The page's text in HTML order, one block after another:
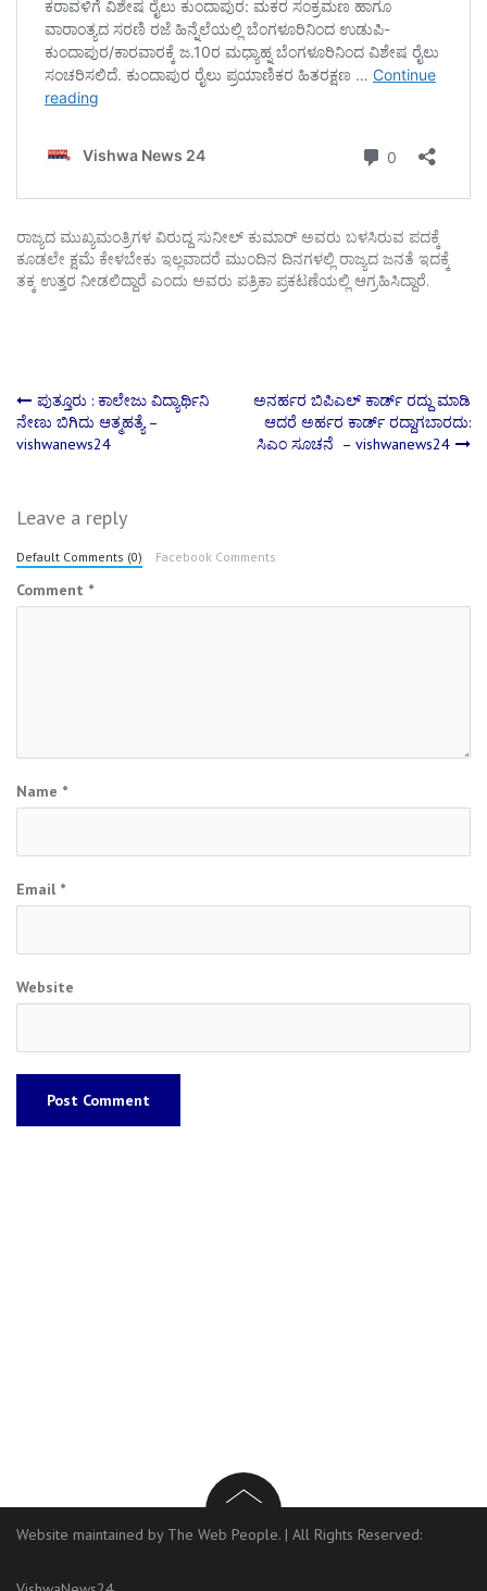
ರಾಜ್ಯದ ಮುಖ್ಯಮಂತ್ರಿಗಳ ವಿರುದ್ದ ಸುನೀಲ್ ಕುಮಾರ್ ಅವರು ಬಳಸಿರುವ ಪದಕ್ಕೆ
ಕೂಡಲೇ ಕ್ಷಮೆ ಕೇಳಬೇಕು ಇಲ್ಲವಾದರೆ ಮುಂದಿನ ದಿನಗಳಲ್ಲಿ ರಾಜ್ಯದ ಜನತೆ ಇದಕ್ಕೆ
ತಕ್ಕ ಉತ್ತರ ನೀಡಲಿದ್ದಾರೆ ಎಂದು ಅವರು ಪತ್ರಿಕಾ ಪ್ರಕಟಣೆಯಲ್ಲಿ ಆಗ್ರಹಿಸಿದ್ದಾರೆ.
Post
navigation
ಪುತ್ತೂರು : ಕಾಲೇಜು ವಿದ್ಯಾರ್ಥಿನಿ
ನೇಣು ಬಿಗಿದು ಆತ್ಮಹತ್ಯೆ –
vishwanews24
ಅನರ್ಹರ ಬಿಪಿಎಲ್​ ಕಾರ್ಡ್​ ರದ್ದು ಮಾಡಿ
ಆದರೆ ಅರ್ಹರ ಕಾರ್ಡ್ ರದ್ದಾಗಬಾರದು:
ಸಿಎಂ ಸೂಚನೆ – vishwanews24
Leave a reply
Default Comments (0) Facebook Comments
Comment *
Name *
Email *
Website
Website maintained by The Web People. | All Rights Reserved: